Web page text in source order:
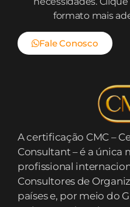
formato mais
Fale Conosco
A certificação CMC –
Consultant – é a única
profissional
Consultores de
países e, por meio do